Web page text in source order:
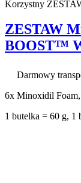
Korzystny
ZESTAW
BOOST™
Darmowy
6x Minoxidil
1 butelka = 60 g, 1